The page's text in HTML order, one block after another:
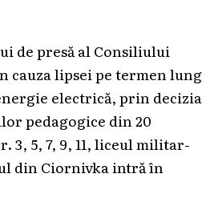
de presă al Consiliului
cauza lipsei pe termen lung
electrică, prin decizia
pedagogice din 20
3, 5, 7, 9, 11, liceul militar-
din Ciornivka intră în